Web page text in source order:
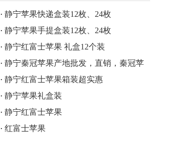
· 静宁苹果快递盒装12枚、24枚
· 静宁苹果手提盒装12枚、24枚
· 静宁红富士苹果 礼盒12个装
· 静宁秦冠苹果产地批发，直销，秦冠苹
果的特点
· 静宁红富士苹果箱装超实惠
· 静宁苹果礼盒装
· 静宁红富士苹果
· 红富士苹果